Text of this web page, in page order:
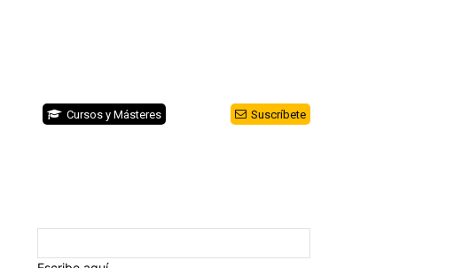
Suscríbete
Cursos y Másteres